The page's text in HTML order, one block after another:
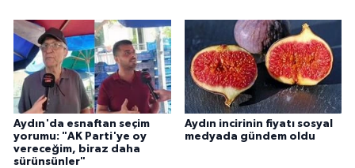
Aydın'da esnaftan seçim
yorumu: "AK Parti'ye oy
vereceğim, biraz daha
sürünsünler"
Aydın incirinin fiyatı sosyal
medyada gündem oldu
AFYON
AFYONKARAHİSAR
AYDIN
DENİZLİ